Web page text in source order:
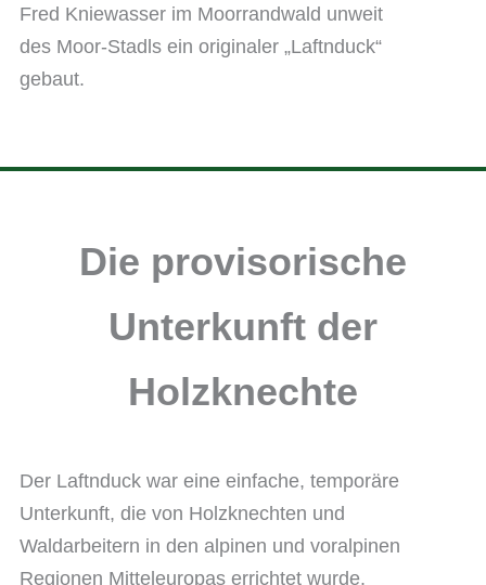
Fred Kniewasser im Moorrandwald unweit
des Moor-Stadls ein originaler „Laftnduck“
gebaut.
Die provisorische
Unterkunft der
Holzknechte
Der Laftnduck war eine einfache, temporäre
Unterkunft, die von Holzknechten und
Waldarbeitern in den alpinen und voralpinen
Regionen Mitteleuropas errichtet wurde.